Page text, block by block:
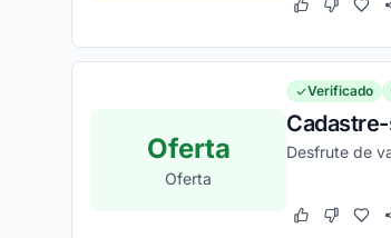
Este cupom
Este
Oferta
Oferta
Verificado
Desfrute de
Este cupom
Este